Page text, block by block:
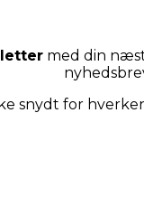
med din
snydt for